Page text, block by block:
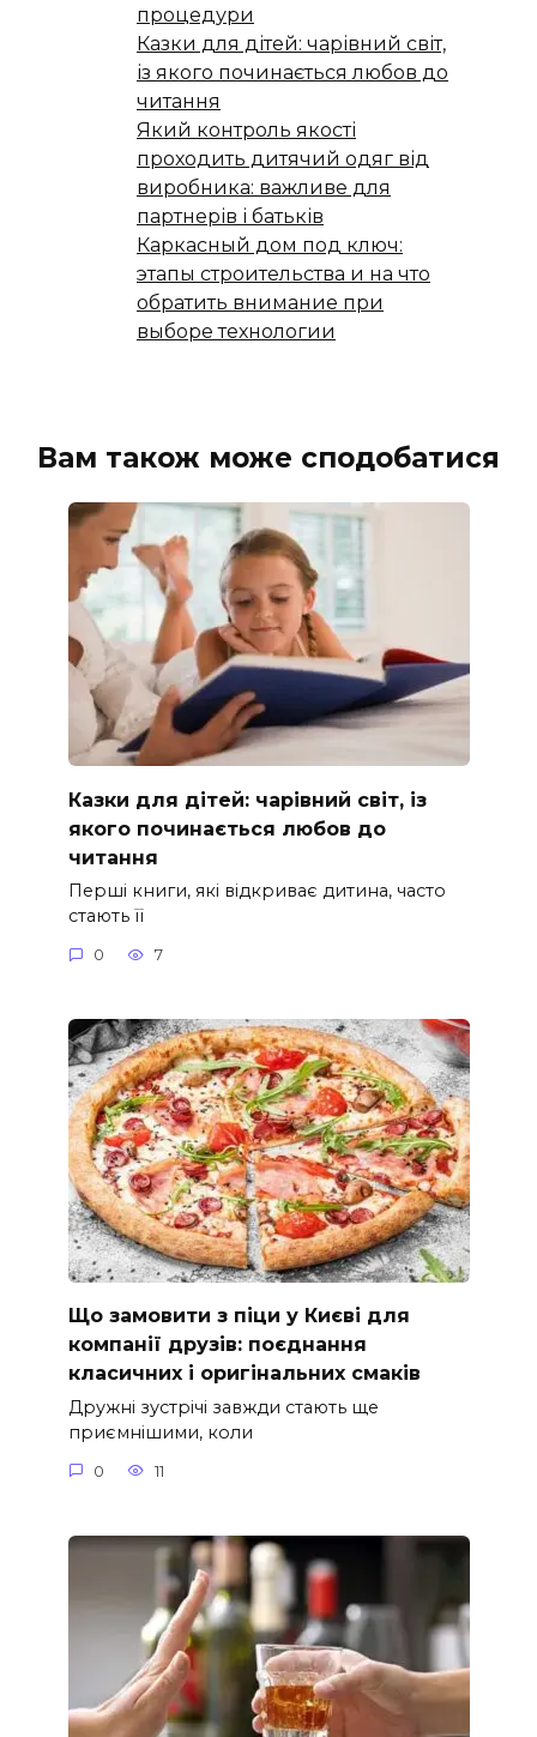
процедури
Казки для дітей: чарівний світ,
із якого починається любов до
читання
Який контроль якості
проходить дитячий одяг від
виробника: важливе для
партнерів і батьків
Каркасный дом под ключ:
этапы строительства и на что
обратить внимание при
выборе технологии
Вам також може сподобатися
Казки для дітей: чарівний світ, із
якого починається любов до
читання
Перші книги, які відкриває дитина, часто
стають її
0 7
Що замовити з піци у Києві для
компанії друзів: поєднання
класичних і оригінальних смаків
Дружні зустрічі завжди стають ще
приємнішими, коли
0 11